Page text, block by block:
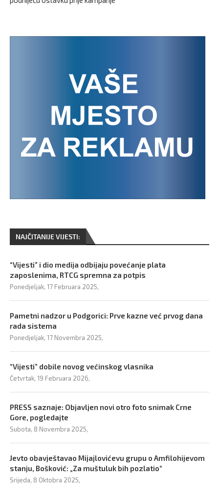
NAJČITANIJE VIJESTI:
“Vijesti” i dio medija odbijaju povećanje plata
zaposlenima, RTCG spremna za potpis
Ponedjeljak, 17 Februara 2025,
Pametni nadzor u Podgorici: Prve kazne već prvog dana
rada sistema
Ponedjeljak, 17 Novembra 2025,
“Vijesti” dobile novog većinskog vlasnika
Četvrtak, 19 Februara 2026,
PRESS saznaje: Objavljen novi otro foto snimak Crne
Gore, pogledajte
Subota, 8 Novembra 2025,
Jevto obavještavao Mijajlovićevu grupu o Amfilohijevom
stanju, Bošković: „Za muštuluk bih pozlatio“
Srijeda, 8 Oktobra 2025,